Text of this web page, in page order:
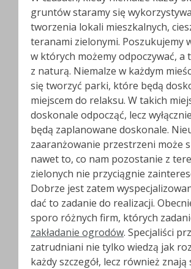
gruntów staramy się
tworzenia lokali mieszkalnych,
teranami zielonymi. Poszukujemy
w których możemy odpoczywać, a
z naturą. Niemalze w każdym
się tworzyć parki, które będą
miejscem do relaksu. W takich
doskonale odpocząć, lecz
będą zaplanowane doskonale.
zaaranżowanie przestrzeni może
nawet to, co nam pozostanie z
zielonych nie przyciągnie
Dobrze jest zatem
dać to zadanie do realizacji.
sporo różnych firm, których
zakładanie ogrodów. Specjaliści
zatrudniani nie tylko wiedzą jak
każdy szczegół, lecz również znają